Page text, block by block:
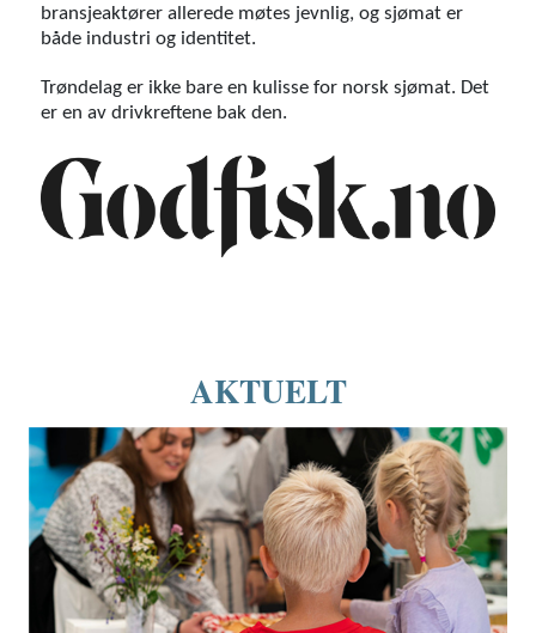
bransjeaktører allerede møtes jevnlig, og sjømat er
både industri og identitet.
Trøndelag er ikke bare en kulisse for norsk sjømat. Det
er en av drivkreftene bak den.
AKTUELT